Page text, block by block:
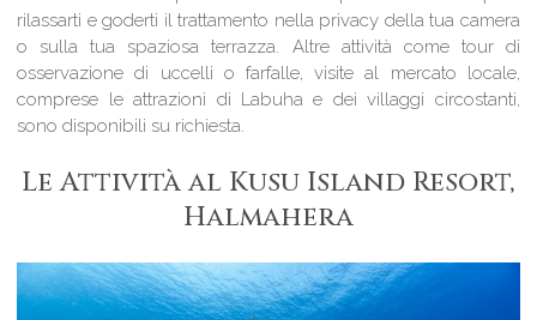
rilassarti e goderti il trattamento nella privacy della tua camera
o sulla tua spaziosa terrazza. Altre attività come tour di
osservazione di uccelli o farfalle, visite al mercato locale,
comprese le attrazioni di Labuha e dei villaggi circostanti,
sono disponibili su richiesta.
Le Attività al Kusu Island Resort,
Halmahera